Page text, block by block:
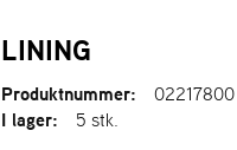
LINING
Produktnummer:
02217800
I lager:
5 stk.